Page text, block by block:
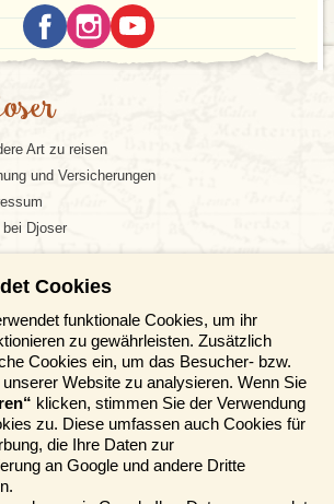
Art zu reisen
und Versicherungen
Djoser
Fragen
Cookies
funktionale Cookies, um ihr
zu gewährleisten. Zusätzlich
Cookies ein, um das Besucher- bzw.
Website zu analysieren. Wenn Sie
klicken, stimmen Sie der Verwendung
zu. Diese umfassen auch Cookies für
die Ihre Daten zur
an Google und andere Dritte